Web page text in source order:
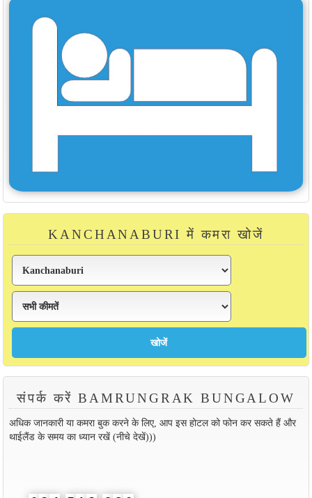
KANCHANABURI में कमरा खोजें
संपर्क करें BAMRUNGRAK BUNGALOW
अधिक जानकारी या कमरा बुक करने के लिए, आप इस होटल को फोन कर सकते हैं और
थाईलैंड के समय का ध्यान रखें (नीचे देखें)))